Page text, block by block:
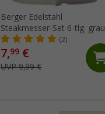
Berger Edelstahl
Steakmesser-Set 6-tlg. grau
(2)
7,99 €
UVP 9,99 €